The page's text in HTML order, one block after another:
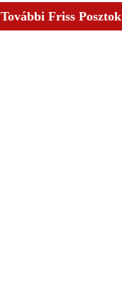
További Friss Posztok